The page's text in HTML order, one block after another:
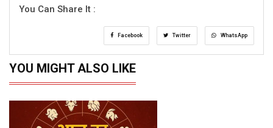
You Can Share It :
Facebook Twitter WhatsApp
YOU MIGHT ALSO LIKE